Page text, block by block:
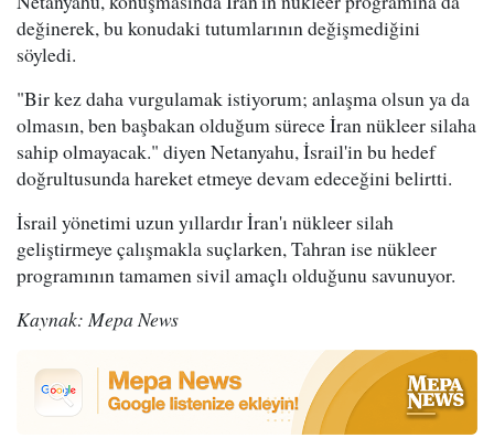
değinerek, bu konudaki tutumlarının değişmediğini
söyledi.
"Bir kez daha vurgulamak istiyorum; anlaşma olsun ya da
olmasın, ben başbakan olduğum sürece İran nükleer silaha
sahip olmayacak." diyen Netanyahu, İsrail'in bu hedef
doğrultusunda hareket etmeye devam edeceğini belirtti.
İsrail yönetimi uzun yıllardır İran'ı nükleer silah
geliştirmeye çalışmakla suçlarken, Tahran ise nükleer
programının tamamen sivil amaçlı olduğunu savunuyor.
Kaynak: Mepa News